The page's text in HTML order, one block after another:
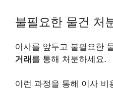
불필요한 물건 처
이사를 앞두고 불필요한
거래를 통해 처분하세요.
이런 과정을 통해 이사 비